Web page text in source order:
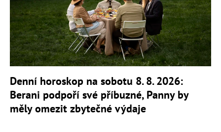
Denní horoskop na sobotu 8. 8. 2026:
Berani podpoří své příbuzné, Panny by
měly omezit zbytečné výdaje